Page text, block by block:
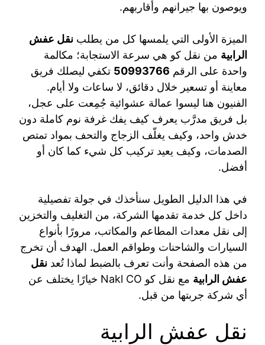
ويوصون بها جيرانهم وأقاربهم.
الميزة الأولى التي يلمسها كل من يطلب نقل عفش
الرابية من نقل كو هي سرعة الاستجابة؛ مكالمة
واحدة على الرقم 50993766 تكفي ليصلك فريق
معاينة أو تسعير خلال دقائق، لا ساعات ولا أيام.
الفنيون هنا ليسوا عمالة عشوائية جُمِعت على عجل،
بل فريق مدرَّب يعرف كيف يفك غرفة نوم كاملة دون
خدش واحد، وكيف يغلّف الزجاج والتحف بمواد تمتص
الصدمات، وكيف يعيد تركيب كل شيء كما كان أو
أفضل.
في هذا الدليل الطويل سنأخذك في جولة تفصيلية
داخل كل خدمة تقدمها الشركة، من التغليف والتخزين
إلى نقل معدات المطاعم والمكاتب، مرورًا بأنواع
السيارات والشاحنات وطواقم العمل. الهدف أن تخرج
من هذه الصفحة وأنت تعرف بالضبط لماذا تُعد نقل
عفش الرابية
مع نقل كو Nakl CO خيارًا يختلف عن
أي شركة جربتها من قبل.
نقل عفش الرابية